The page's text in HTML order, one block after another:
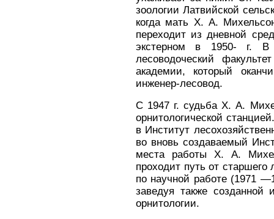
зоологии Латвийской
когда мать X. А.
переходит из дневной
экстерном в 1950- г.
лесоводоческий
академии, который
инженер-лесовод.
С 1947 г. судьба X. А.
орнитологиче­ской
в Институт
во вновь создаваемый
места работы X. А.
проходит путь от старшего
по научной работе (1971
заведуя также созданной
орнитологии.